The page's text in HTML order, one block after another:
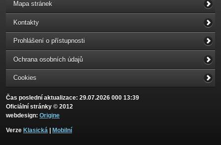
Mapa stránek
Kontakty
Prohlášení o přístupnosti
Ochrana osobních údajů
Cookies
Čas poslední aktualizace: 29.07.2026 000 13:39
Oficiální stránky © 2012
webdesign: Origine
Verze Klasická Mobilní